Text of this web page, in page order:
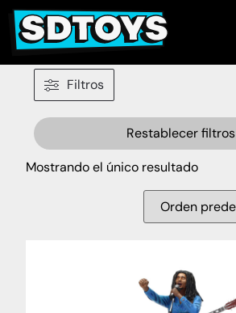
Filtros
Restablecer filtros
Mostrando el único resultado